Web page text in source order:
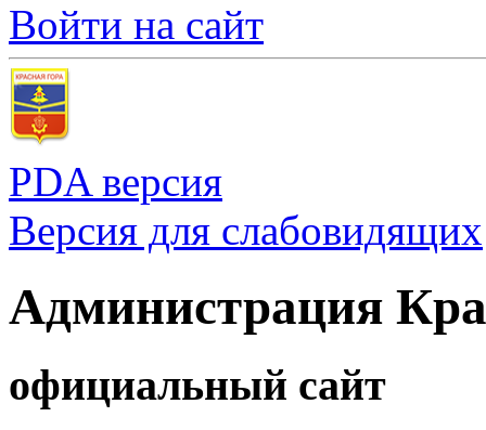
Войти на сайт
PDA версия
Версия для слабовидящих
Администрация
официальный сайт